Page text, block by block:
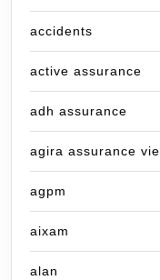
accidents
active assurance
adh assurance
agira assurance vie
agpm
aixam
alan